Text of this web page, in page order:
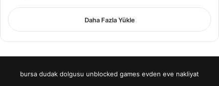
Daha Fazla Yükle
bursa dudak dolgusu unblocked games evden eve nakliyat